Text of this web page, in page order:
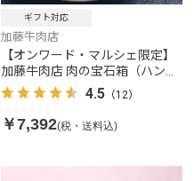
ギフト対応
加藤牛肉店
【オンワード・マルシェ限定】
加藤牛肉店 肉の宝石箱（ハンバ
ーグセット）
4.5（12）
￥7,392(税・送料込)